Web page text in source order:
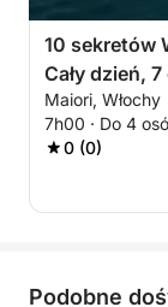
10 sekretów
Cały dzień,
Maiori, Włochy
7h00 · Do 4
0 (0)
Podobne